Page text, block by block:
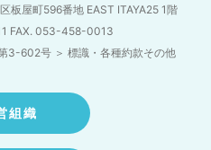
板屋町596番地 EAST ITAYA25 1階
FAX. 053-458-0013
3-602号 ＞ 標識・各種約款その他
組織